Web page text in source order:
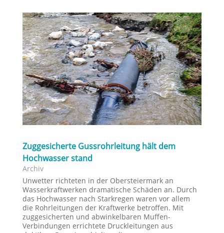
Zuggesicherte Gussrohrleitung hält dem
Hochwasser stand
Archiv
Unwetter richteten in der Obersteiermark an
Wasserkraftwerken dramatische Schäden an. Durch
das Hochwasser nach Starkregen waren vor allem
die Rohrleitungen der Kraftwerke betroffen. Mit
zuggesicherten und abwinkelbaren Muffen-
Verbindungen errichtete Druckleitungen aus